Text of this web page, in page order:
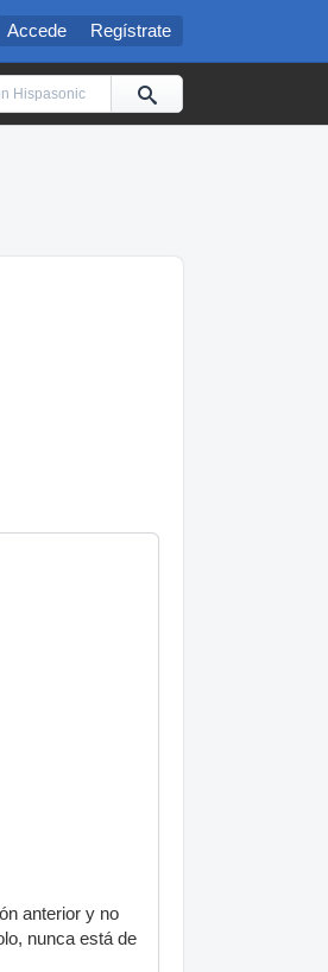
Accede Regístrate
anterior y no
nunca está de